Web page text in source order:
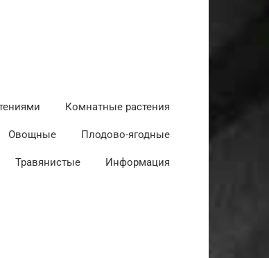
Комнатные растения
Овощные Плодово-ягодные
Травянистые Информация